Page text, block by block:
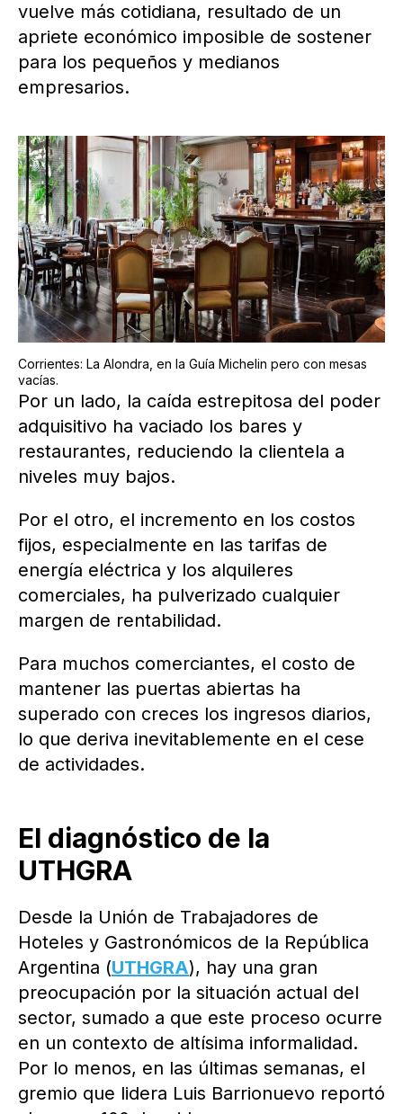
vuelve más cotidiana, resultado de un
apriete económico imposible de sostener
para los pequeños y medianos
empresarios.
Corrientes: La Alondra, en la Guía Michelin pero con mesas
vacías.
Por un lado, la caída estrepitosa del poder
adquisitivo ha vaciado los bares y
restaurantes, reduciendo la clientela a
niveles muy bajos.
Por el otro, el incremento en los costos
fijos, especialmente en las tarifas de
energía eléctrica y los alquileres
comerciales, ha pulverizado cualquier
margen de rentabilidad.
Para muchos comerciantes, el costo de
mantener las puertas abiertas ha
superado con creces los ingresos diarios,
lo que deriva inevitablemente en el cese
de actividades.
El diagnóstico de la
UTHGRA
Desde la Unión de Trabajadores de
Hoteles y Gastronómicos de la República
Argentina (UTHGRA), hay una gran
preocupación por la situación actual del
sector, sumado a que este proceso ocurre
en un contexto de altísima informalidad.
Por lo menos, en las últimas semanas, el
gremio que lidera Luis Barrionuevo reportó